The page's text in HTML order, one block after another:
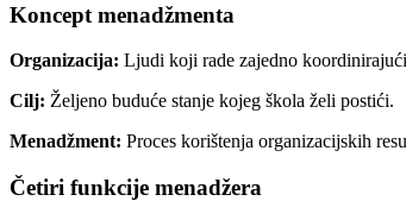
Koncept menadžmenta
Organizacija: Ljudi koji rade zajedno
Cilj: Željeno buduće stanje kojeg škola želi postići.
Menadžment: Proces korištenja organizacijskih
Četiri funkcije menadžera